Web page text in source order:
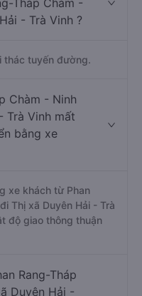
Tháp Chàm -
- Trà Vinh ?
thác tuyến đường.
Chàm - Ninh
Trà Vinh mất
bằng xe
xe khách từ Phan
Thị xã Duyên Hải - Trà
độ giao thông thuận
Rang-Tháp
Duyên Hải -